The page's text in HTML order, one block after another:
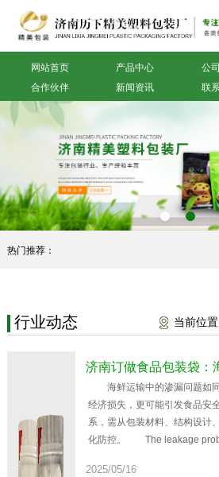
网站首页 产品中心 公
合作伙伴
新闻资讯 联
热门推荐：
行业动态 当前位
济南订做食品包装袋：
海鲜运输中的渗漏问题如
经济损失，更可能引发食品安
系，需从包装材料、结构设计
化防控。 The leakage
2025/05/16